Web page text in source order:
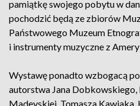
pamiątkę swojego pobytu w
pochodzić będą ze zbiorów
Państwowego Muzeum
i instrumenty muzyczne z
Wystawę ponadto wzbogacą
autorstwa Jana
Madeyskiej, Tomasza Kawiaka,